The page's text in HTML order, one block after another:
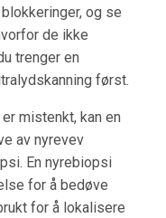
og se
de ikke
trenger en
først.
mistenkt, kan en
av nyrevev
En nyrebiopsi
for å bedøve
for å lokalisere